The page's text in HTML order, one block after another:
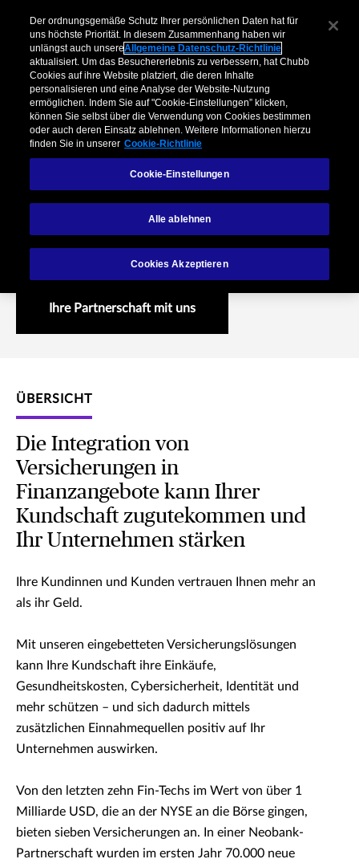
Consumer Finance
Banken und Versicherungen nahtlos zusammenführen
Ihre Partnerschaft mit uns
ÜBERSICHT
Die Integration von
Versicherungen in
Finanzangebote kann Ihrer
Kundschaft zugutekommen und
Ihr Unternehmen stärken
Ihre Kundinnen und Kunden vertrauen Ihnen mehr an
als ihr Geld.
Mit unseren eingebetteten Versicherungslösungen
kann Ihre Kundschaft ihre Einkäufe,
Gesundheitskosten, Cybersicherheit, Identität und
mehr schützen – und sich dadurch mittels
zusätzlichen Einnahmequellen positiv auf Ihr
Unternehmen auswirken.
Von den letzten zehn Fin-Techs im Wert von über 1
Milliarde USD, die an der NYSE an die Börse gingen,
bieten sieben Versicherungen an. In einer Neobank-
Partnerschaft wurden im ersten Jahr 70.000 neue
Der ordnungsgemäße Schutz Ihrer persönlichen Daten hat für
uns höchste Priorität. In diesem Zusammenhang haben wir
unlängst auch unsereAllgemeine Datenschutz-Richtlinie
aktualisiert. Um das Besuchererlebnis zu verbessern, hat Chubb
Cookies auf ihre Website platziert, die deren Inhalte
personalisieren und eine Analyse der Website-Nutzung
ermöglichen. Indem Sie auf "Cookie-Einstellungen” klicken,
können Sie selbst über die Verwendung von Cookies bestimmen
oder auch deren Einsatz ablehnen. Weitere Informationen hierzu
finden Sie in unserer Cookie-Richtlinie
Cookie-Einstellungen
Alle ablehnen
Cookies Akzeptieren